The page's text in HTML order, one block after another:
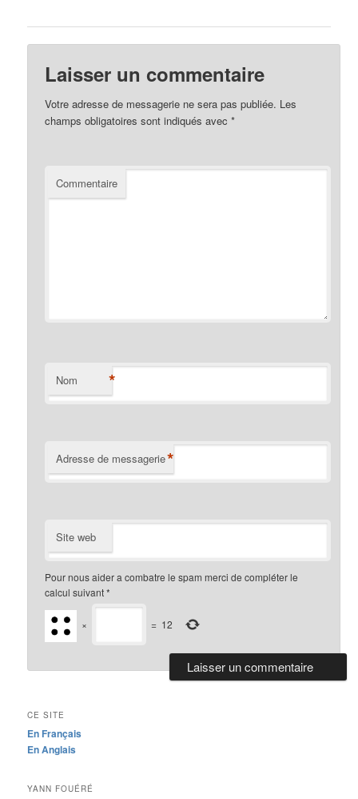
Laisser un commentaire
Votre adresse de messagerie ne sera pas publiée. Les
champs obligatoires sont indiqués avec*
Commentaire
Nom *
Adresse de messagerie*
Site web
Pour nous aider a combatre le spam merci de compléter le
calcul suivant*
× = 12
CE SITE
En Français
En Anglais
YANN FOUÉRÉ